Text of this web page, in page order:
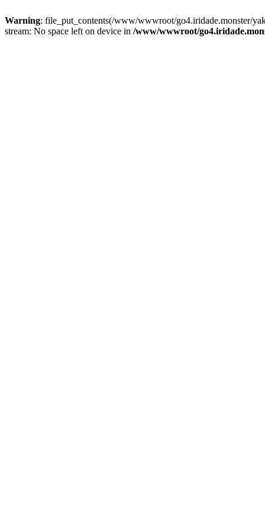
Warning: file_put_contents(/www/wwwroot/go4.iridade.monster/
stream: No space left on device in /www/wwwroot/